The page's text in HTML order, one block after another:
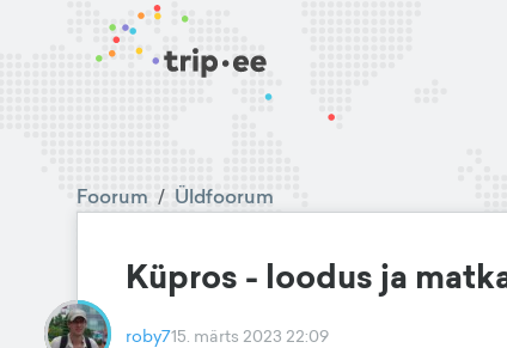
Foorum / Üldfoorum
Küpros - loodus ja
roby715. märts 2023 22:09